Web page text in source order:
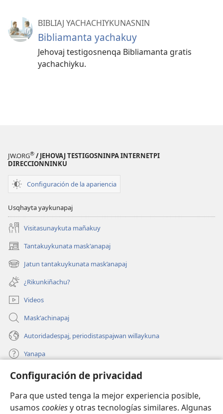
Configuración de privacidad
Para que usted tenga la mejor experiencia posible,
usamos cookiesy otras tecnologías similares. Algunas
BIBLIAJ YACHACHIYKUNASNIN
Bibliamanta yachakuy
Jehovaj testigosnenqa Bibliamanta gratis
yachachiyku.
JW.ORG® / JEHOVAJ TESTIGOSNINPA INTERNETPI
DIRECCIONNINKU
Configuración de la apariencia
Usqhayta yaykunapaj
Visitasunaykuta mañakuy
Tantakuykunata mask'anapaj
(opens
new
window)
Jatun tantakuykunata mask’anapaj
(opens
new
window)
¿Rikunkiñachu?
Videos
Maskʼachinapaj
Autoridadespaj, periodistaspajwan willaykuna
Yanapa
Donaciones
new
window)INTERNETPI BIBLIOTECA Watchtower™
(opens